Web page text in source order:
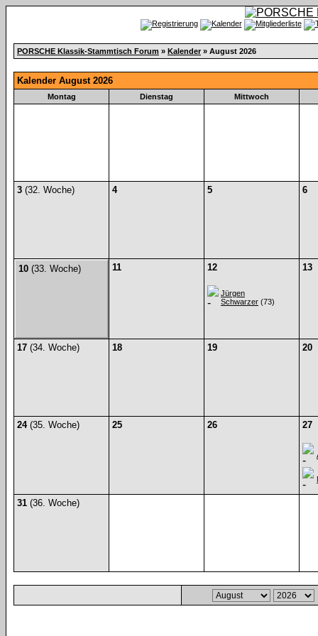
PORSCHE Klassik-Stammtisch Forum » Kalender » August 2026
Kalender August 2026
Montag Dienstag Mittwoch
3 (32. Woche) 4 5 6
10 (33. Woche) 11 12
Jürgen
Schwarzer (73)
13
17 (34. Woche) 18 19 20
24(35. Woche) 25 26 27
31 (36. Woche)